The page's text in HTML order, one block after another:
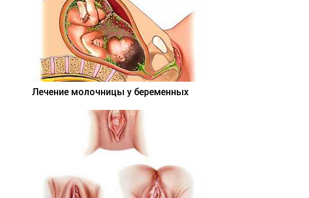
Лечение молочницы у беременных